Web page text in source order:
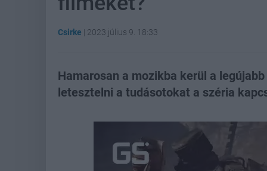
Csirke | 2023 július 9. 18:33
Hamarosan a mozikba kerül a
letesztelni a tudásotokat a széria